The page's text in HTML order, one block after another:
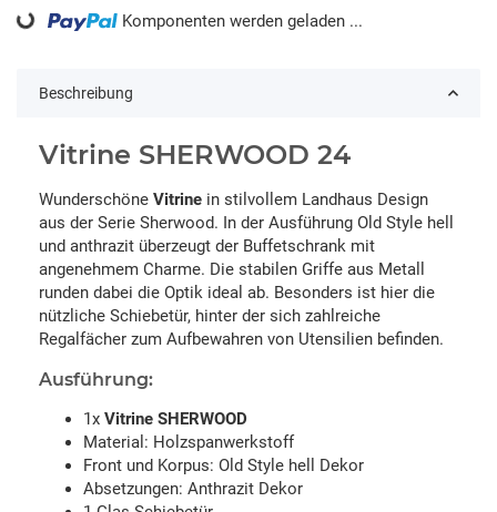
Loading... Komponenten werden geladen ...
Beschreibung
Vitrine SHERWOOD 24
Wunderschöne Vitrine in stilvollem Landhaus Design
aus der Serie Sherwood. In der Ausführung Old Style hell
und anthrazit überzeugt der Buffetschrank mit
angenehmem Charme. Die stabilen Griffe aus Metall
runden dabei die Optik ideal ab. Besonders ist hier die
nützliche Schiebetür, hinter der sich zahlreiche
Regalfächer zum Aufbewahren von Utensilien befinden.
Ausführung:
1x Vitrine SHERWOOD
Material: Holzspanwerkstoff
Front und Korpus: Old Style hell Dekor
Absetzungen: Anthrazit Dekor